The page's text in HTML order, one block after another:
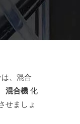
Українська
、混合
混合機 化
せましょ